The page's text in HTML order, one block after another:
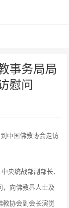
事务局局
慰问
央统战部副部长、
，向佛教界人士及
教协会副会长演觉